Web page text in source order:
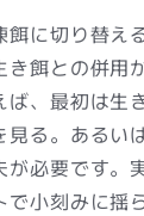
餌に切り替え
き餌との併用
ば、最初は生
見る。あるい
が必要です。
で小刻みに揺